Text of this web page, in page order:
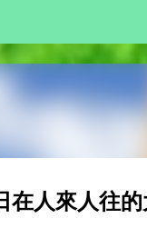
在人來人往